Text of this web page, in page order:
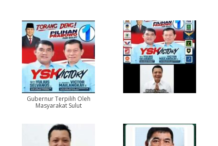
Gubernur Terpilih Oleh
Masyarakat Sulut